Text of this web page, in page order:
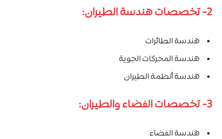
2- تخصصات هندسة الطيران:
هندسة الطائرات
هندسة المحركات الجوية
هندسة أنظمة الطيران
3- تخصصات الفضاء والطيران:
هندسة الفضاء